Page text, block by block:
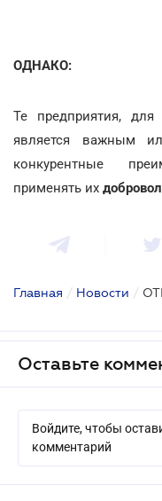
ОДНАКО:
Те предприятия,
является важным
конкурентные
применять их
Главная / Новости /
Оставьте
Войдите, чтобы
комментарий